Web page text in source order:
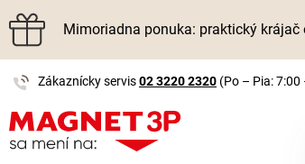
Mimoriadna ponuka: praktický
Zákaznícky servis02 3220 2320 (Po – Pia: 7:00